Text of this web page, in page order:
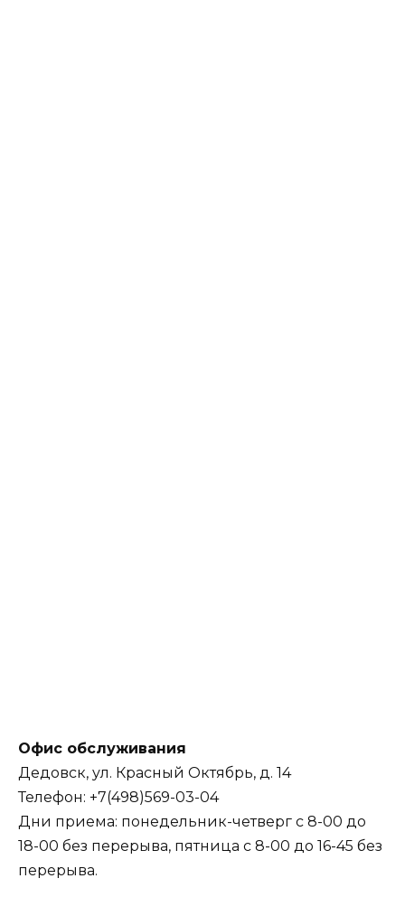
Офис обслуживания
Дедовск, ул. Красный Октябрь, д. 14
Телефон: +7(498)569-03-04
Дни приема: понедельник-четверг с 8-00 до
18-00 без перерыва, пятница с 8-00 до 16-45 без
перерыва.